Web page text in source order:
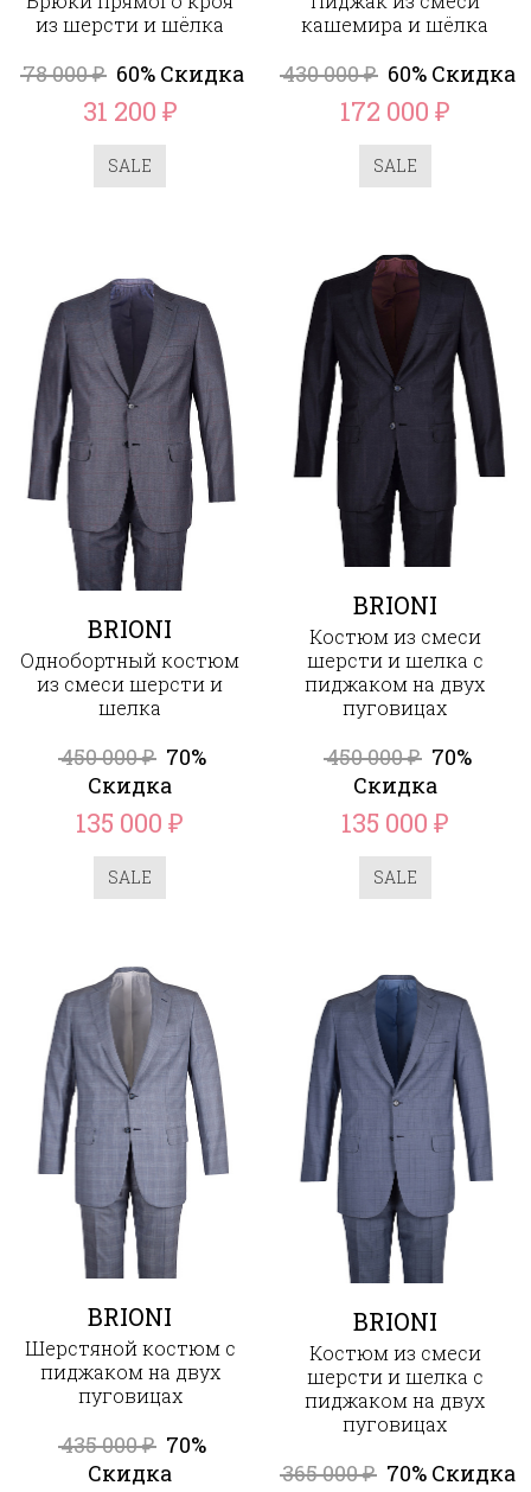
из шерсти и шёлка
78 000₽ 60% Скидка
31 200 ₽
SALE
кашемира и шёлка
430 000₽ 60% Скидка
172 000 ₽
SALE
BRIONI
Однобортный костюм
из смеси шерсти и
шелка
450 000₽ 70%
Скидка
135 000₽
SALE
BRIONI
Костюм из смеси
шерсти и шелка с
пиджаком на двух
пуговицах
450 000₽ 70%
Скидка
135 000 ₽
SALE
BRIONI
Шерстяной костюм с
пиджаком на двух
пуговицах
435 000₽ 70%
Скидка
BRIONI
Костюм из смеси
шерсти и шелка с
пиджаком на двух
пуговицах
365 000₽ 70% Скидка